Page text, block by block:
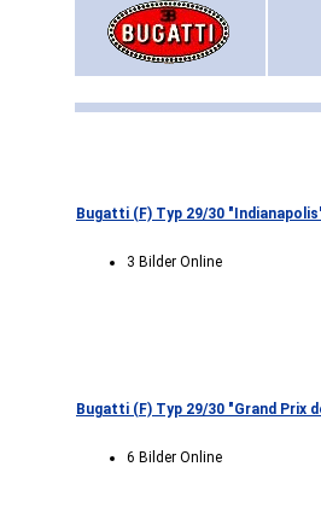
Bugatti (F) Typ 29/30
3 Bilder Online
Bugatti (F) Typ 29/30 "Grand Prix
6 Bilder Online